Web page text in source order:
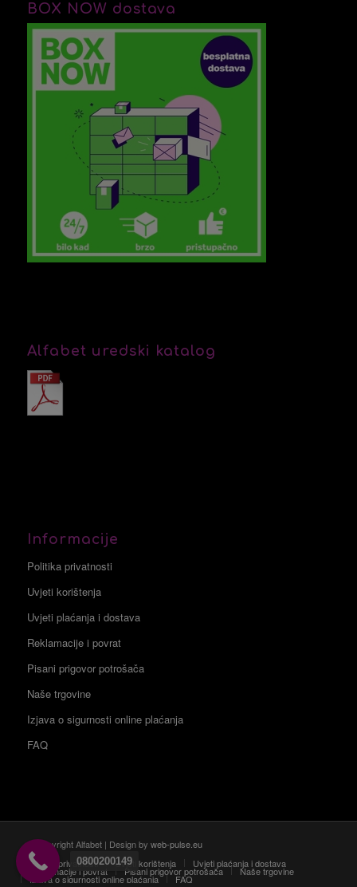
BOX NOW dostava
Alfabet uredski katalog
Informacije
Politika privatnosti
Uvjeti korištenja
Uvjeti plaćanja i dostava
Reklamacije i povrat
Pisani prigovor potrošača
Naše trgovine
Izjava o sigurnosti online plaćanja
FAQ
© Copyright Alfabet | Design by web-pulse.eu
Politika privatnosti
Uvjeti korištenja Uvjeti plaćanja i dostava
Reklamacije i povrat Pisani prigovor potrošača Naše trgovine
Izjava o sigurnosti online plaćanja FAQ
0800200149